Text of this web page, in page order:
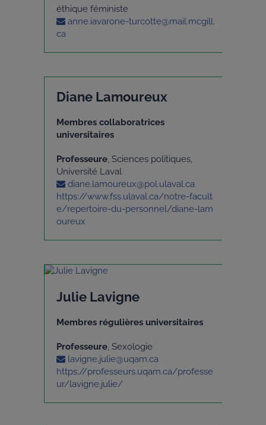
éthique féministe
anne.iavarone-turcotte@mail.mcgill.
ca
Diane Lamoureux
Membres collaboratrices
universitaires
Professeure, Sciences politiques,
Université Laval
diane.lamoureux@pol.ulaval.ca
https://www.fss.ulaval.ca/notre-facult
e/repertoire-du-personnel/diane-lam
oureux
Julie Lavigne
Membres régulières universitaires
Professeure, Sexologie
lavigne.julie@uqam.ca
https://professeurs.uqam.ca/professe
ur/lavigne.julie/